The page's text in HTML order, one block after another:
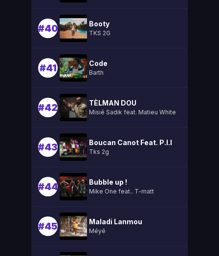
#40 Booty
TKS 2G
#41 Code
Barth
#42 TÈLMAN DOU
Misié Sadik feat. Matieu White
#43 Boucan Canot Feat. P.l.l
Tks 2g
#44 Bubble up !
Mike One feat.. T-matt
#45 Maladi Lanmou
Méyé